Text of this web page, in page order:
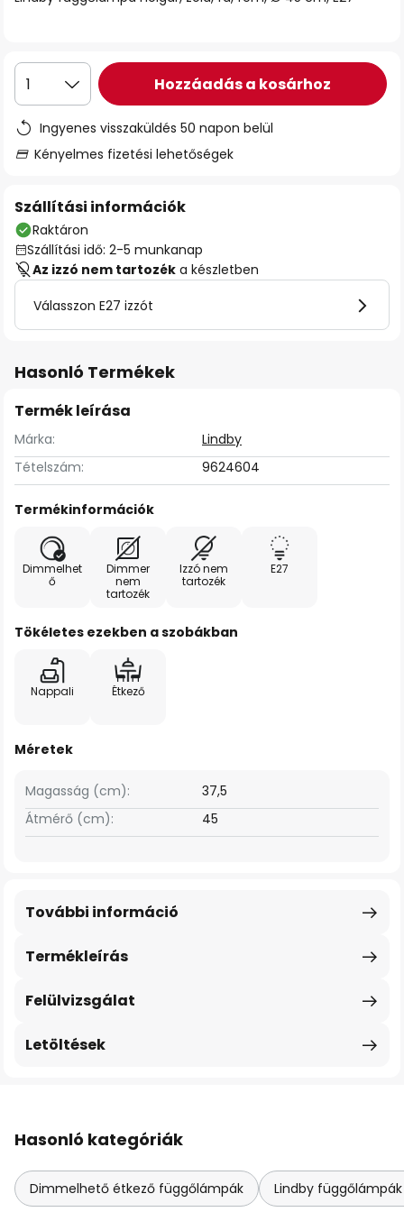
1 Hozzáadás a kosárhoz
Ingyenes visszaküldés 50 napon belül
Kényelmes fizetési lehetőségek
Szállítási információk
Raktáron
Szállítási idő: 2-5 munkanap
Az izzó nem tartozék a készletben
Válasszon E27 izzót
Hasonló Termékek
Termék leírása
Márka:
Lindby
Tételszám:
9624604
Termékinformációk
Dimmelhet
ő
Dimmer
nem
tartozék
Izzó nem
tartozék
E27
Tökéletes ezekben a szobákban
Nappali Étkező
Méretek
Magasság (cm):
37,5
Átmérő (cm):
45
Termékleírás
További információ
Felülvizsgálat
Letöltések
Hasonló kategóriák
Dimmelhető étkező függőlámpák Lindby